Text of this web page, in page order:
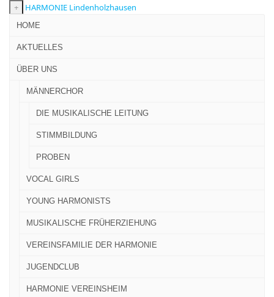
+ HARMONIE Lindenholzhausen
HOME
AKTUELLES
ÜBER UNS
MÄNNERCHOR
DIE MUSIKALISCHE LEITUNG
STIMMBILDUNG
PROBEN
VOCAL GIRLS
YOUNG HARMONISTS
MUSIKALISCHE FRÜHERZIEHUNG
VEREINSFAMILIE DER HARMONIE
JUGENDCLUB
HARMONIE VEREINSHEIM